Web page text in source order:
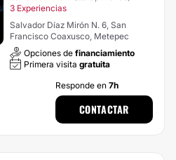
3 Experiencias
Salvador Díaz Mirón N. 6, San
Francisco Coaxusco, Metepec
Opciones de financiamiento
Primera visita gratuita
Responde en 7h
CONTACTAR